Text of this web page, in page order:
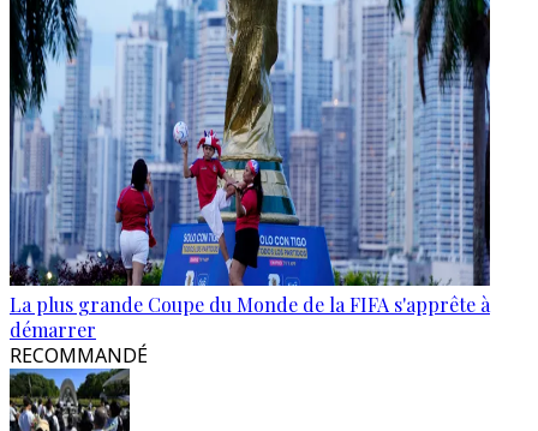
La plus grande Coupe du Monde de la FIFA s'apprête à
démarrer
RECOMMANDÉ